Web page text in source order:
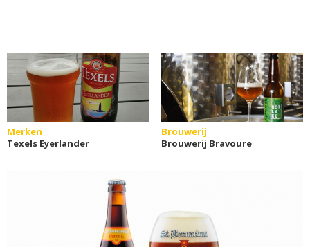
Merken
Texels Eyerlander
Brouwerij
Brouwerij Bravoure